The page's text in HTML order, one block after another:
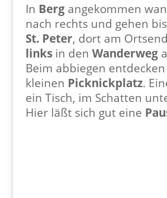
In Bergangekommen
nach rechts und gehen
St. Peter, dort am
linksin den Wanderweg
Beim abbiegen
kleinen Picknickplatz.
ein Tisch, im Schatten
Hier läßt sich gut eine